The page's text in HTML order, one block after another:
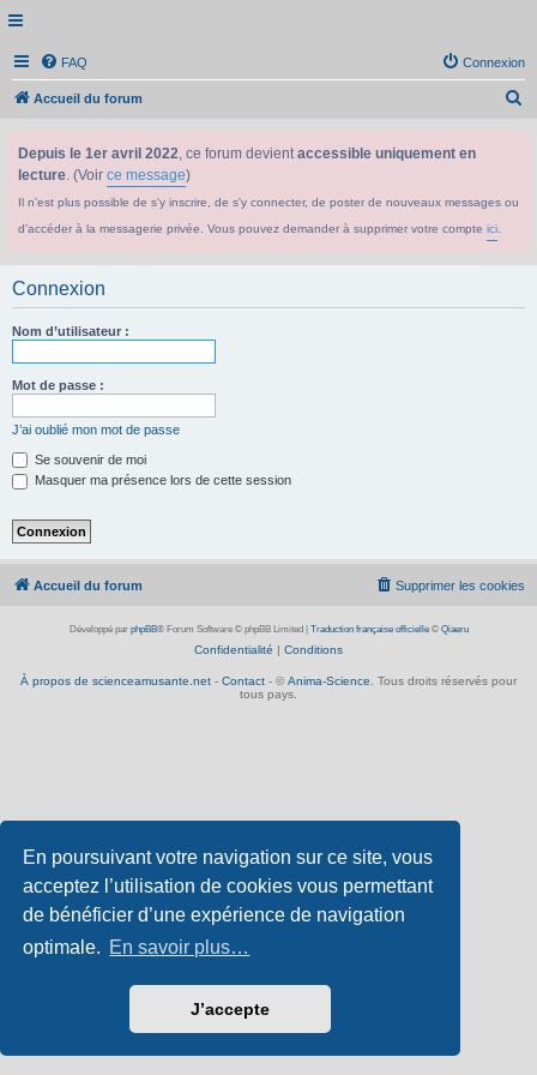
En poursuivant votre navigation sur ce site, vous
acceptez l’utilisation de cookies vous permettant
de bénéficier d’une expérience de navigation
optimale. En savoir plus…
J’accepte
FAQ Connexion
Accueil du forum
Depuis le 1er avril 2022, ce forum devientaccessible uniquement en
lecture. (Voir ce message)
Il n'est plus possible de s'y inscrire, de s'y connecter, de poster de nouveaux messages ou
d'accéder à la messagerie privée. Vous pouvez demander à supprimer votre compte ici
Connexion
Nom d’utilisateur :
Mot de passe :
J’ai oublié mon mot de passe
Se souvenir de moi
Masquer ma présence lors de cette session
Accueil du forum Supprimer les cookies
Développé par phpBB® Forum Software © phpBB Limited Traduction française officielle© Qiaeru
Confidentialité | Conditions
À propos de scienceamusante.net - Contact - © Anima-Science . Tous droits réservés pour
tous pays.